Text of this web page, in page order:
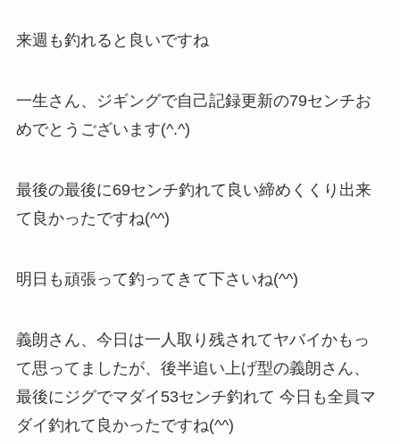
来週も釣れると良いですね
一生さん、ジギングで自己記録更新の79センチお
めでとうございます(^.^)
最後の最後に69センチ釣れて良い締めくくり出来
て良かったですね(^^)
明日も頑張って釣ってきて下さいね(^^)
義朗さん、今日は一人取り残されてヤバイかもっ
て思ってましたが、後半追い上げ型の義朗さん、
最後にジグでマダイ53センチ釣れて 今日も全員マ
ダイ釣れて良かったですね(^^)